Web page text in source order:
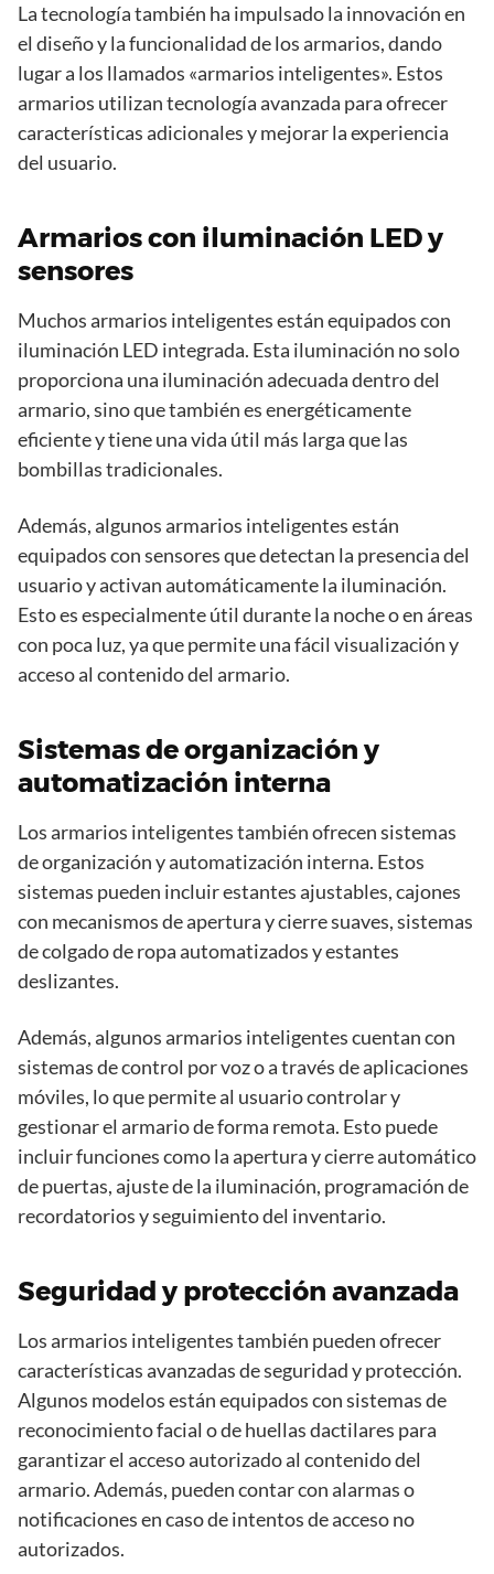
La tecnología también ha impulsado la innovación en
el diseño y la funcionalidad de los armarios, dando
lugar a los llamados «armarios inteligentes». Estos
armarios utilizan tecnología avanzada para ofrecer
características adicionales y mejorar la experiencia
del usuario.
Armarios con iluminación LED y
sensores
Muchos armarios inteligentes están equipados con
iluminación LED integrada. Esta iluminación no solo
proporciona una iluminación adecuada dentro del
armario, sino que también es energéticamente
eficiente y tiene una vida útil más larga que las
bombillas tradicionales.
Además, algunos armarios inteligentes están
equipados con sensores que detectan la presencia del
usuario y activan automáticamente la iluminación.
Esto es especialmente útil durante la noche o en áreas
con poca luz, ya que permite una fácil visualización y
acceso al contenido del armario.
Sistemas de organización y
automatización interna
Los armarios inteligentes también ofrecen sistemas
de organización y automatización interna. Estos
sistemas pueden incluir estantes ajustables, cajones
con mecanismos de apertura y cierre suaves, sistemas
de colgado de ropa automatizados y estantes
deslizantes.
Además, algunos armarios inteligentes cuentan con
sistemas de control por voz o a través de aplicaciones
móviles, lo que permite al usuario controlar y
gestionar el armario de forma remota. Esto puede
incluir funciones como la apertura y cierre automático
de puertas, ajuste de la iluminación, programación de
recordatorios y seguimiento del inventario.
Seguridad y protección avanzada
Los armarios inteligentes también pueden ofrecer
características avanzadas de seguridad y protección.
Algunos modelos están equipados con sistemas de
reconocimiento facial o de huellas dactilares para
garantizar el acceso autorizado al contenido del
armario. Además, pueden contar con alarmas o
notificaciones en caso de intentos de acceso no
autorizados.